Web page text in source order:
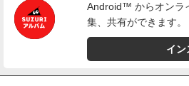
Android™ からオンラ
集、共有ができます。
イン